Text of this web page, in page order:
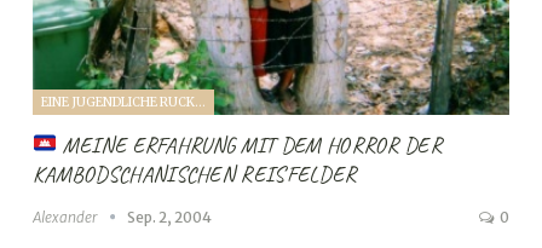
EINE JUGENDLICHE RUCKSACKREISE DURCH SÜDOSTASIEN (2004)
MEINE ERFAHRUNG MIT DEM HORROR DER
KAMBODSCHANISCHEN REISFELDER
Alexander Sep. 2, 2004 0